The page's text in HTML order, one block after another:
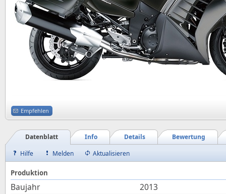
Empfehlen
Bewertung
Details
Info
Datenblatt
Hilfe
Melden Aktualisieren
Produktion
Baujahr
2013